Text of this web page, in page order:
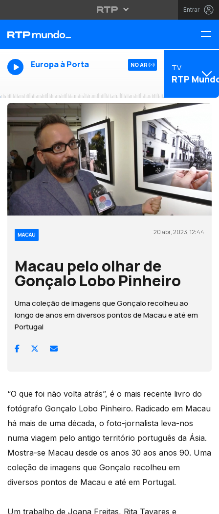
Entrar
Europa à Porta NO AR TV
RTP
MACAU 20 abr, 2023, 12:44
Macau pelo olhar de
Gonçalo Lobo Pinheiro
Uma coleção de imagens que Gonçalo recolheu ao
longo de anos em diversos pontos de Macau e até em
Portugal
“O que foi não volta atrás”, é o mais recente livro do
fotógrafo Gonçalo Lobo Pinheiro. Radicado em Macau
há mais de uma década, o foto-jornalista leva-nos
numa viagem pelo antigo território português da Ásia.
Mostra-se Macau desde os anos 30 aos anos 90. Uma
coleção de imagens que Gonçalo recolheu em
diversos pontos de Macau e até em Portugal.
Um trabalho de Joana Freitas, Rita Tavares e